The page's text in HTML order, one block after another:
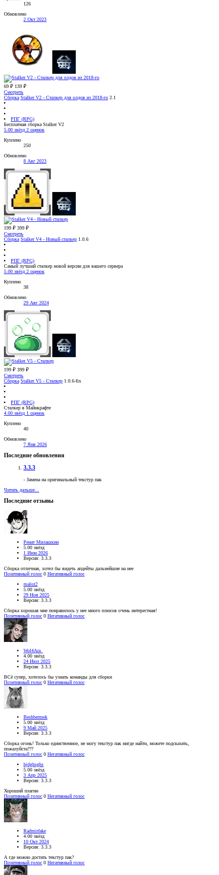
126
Обновлено
2 Окт 2023
69 ₽ 139 ₽
Смотреть
Сборка Stalker V2 - Сталкер для олдов из 2018-го 2.1
РПГ (RPG)
Бесплатная сборка Stalker V2
5.00 звёзд 2 оценок
Куплено
250
Обновлено
8 Авг 2023
199 ₽ 399 ₽
Смотреть
Сборка Stalker V4 - Новый сталкер 1.0.6
РПГ (RPG)
Самый лучший сталкер новой версии для вашего сервера
5.00 звёзд 2 оценок
Куплено
38
Обновлено
29 Авг 2024
199 ₽ 399 ₽
Смотреть
Сборка Stalker V5 - Сталкер 1.0.6-fix
РПГ (RPG)
Сталкер в Майнкрафте
4.00 звёзд 1 оценок
Куплено
40
Обновлено
7 Янв 2026
Последние обновления
3.3.3
- Замена на оригинальный текстур пак
Читать дальше...
Последние отзывы
Ренат Милашкин
5.00 звёзд
1 Июн 2026
Версия: 3.3.3
Сборка отличная, хотел бы видеть апдейты дальнейшие на нее
Позитивный голос 0 Негативный голос
maloz2
5.00 звёзд
29 Ноя 2025
Версия: 3.3.3
Сборка хорошая мне понравилось у нее много плюсов очень интерестная!
Позитивный голос 0 Негативный голос
Wol4Ara_
4.00 звёзд
24 Июл 2025
Версия: 3.3.3
ВСё супер, хотелось бы узнать команды для сборки
Позитивный голос 0 Негативный голос
Beshbermek
5.00 звёзд
9 Май 2025
Версия: 3.3.3
Сборка огонь! Только единственное, не могу текстур пак нигде найти, можете подсказать,
пожалуйста???
Позитивный голос 0 Негативный голос
hjdghsghs
5.00 звёзд
3 Апр 2025
Версия: 3.3.3
Хороший плагин
Позитивный голос 0 Негативный голос
Radmirfake
4.00 звёзд
10 Окт 2024
Версия: 3.3.3
А где можно достать текстур пак?
Позитивный голос 0 Негативный голос